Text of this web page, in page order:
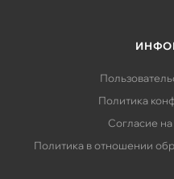
Политика
Согласие
Политика в отношении